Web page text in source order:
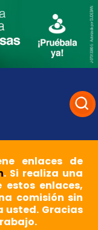
enlaces de
. Si realiza una
enlaces,
comisión sin
usted. Gracias